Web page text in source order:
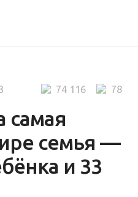
самая
семья —
и 33
78
74 116